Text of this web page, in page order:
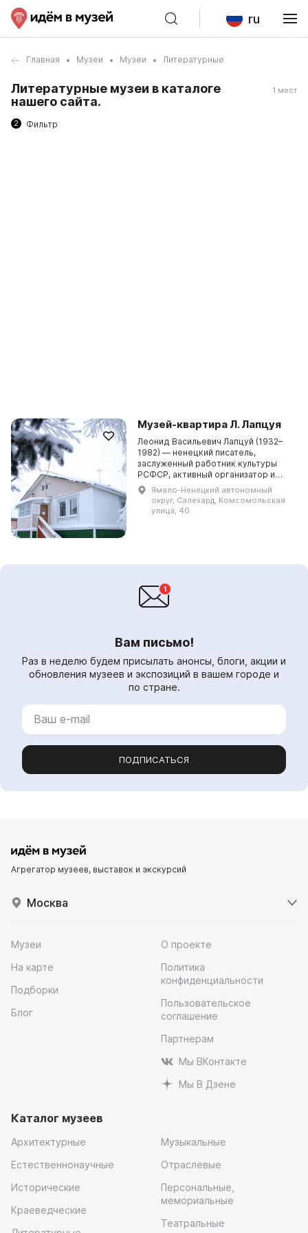
ru
Главная Музеи Музеи Литературные
Литературные музеи в каталоге
нашего сайта.
1 мест
2 Фильтр
Музей-квартира Л. Лапцуя
Леонид Васильевич Лапцуй (1932–
1982) — ненецкий писатель,
заслуженный работник культуры
РСФСР, активный организатор и
участник многих мероприятий по
сбору и сохранению ненецкого
национального фольклор...
Ямало-Ненецкий автономный
округ, Салехард, Комсомольская
улица, 40
Вам письмо!
Раз в неделю будем присылать анонсы, блоги, акции и
обновления музеев и экспозиций в вашем городе и
по стране.
ПОДПИСАТЬСЯ
Агрегатор музеев, выставок и экскурсий
Москва
Музеи
На карте
Подборки
Блог
О проекте
Политика
конфиденциальности
Пользовательское
соглашение
Партнерам
Мы ВКонтакте
Мы В Дзене
Каталог музеев
Архитектурные
Естественнонаучные
Исторические
Краеведческие
Музыкальные
Отраслевые
Персональные,
мемориальные
Театральные